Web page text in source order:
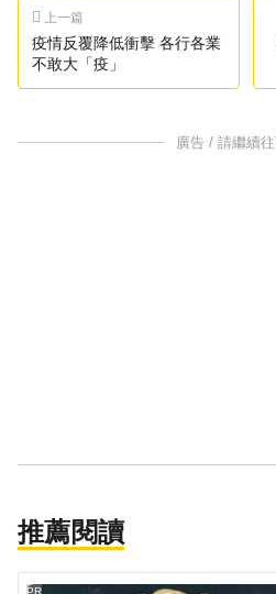
上一篇
疫情反覆降低衝擊 各行各業
不敢大「疫」
廣告 / 請繼續
推薦閱讀